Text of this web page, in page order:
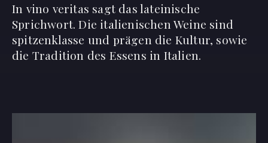
In vino veritas sagt das lateinische
Sprichwort. Die italienischen Weine sind
spitzenklasse und prägen die Kultur, sowie
die Tradition des Essens in Italien.